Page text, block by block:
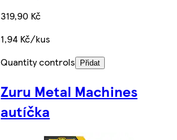
319,90 Kč
1,94 Kč/kus
Quantity controls Přidat
Zuru Metal Machines
autíčka